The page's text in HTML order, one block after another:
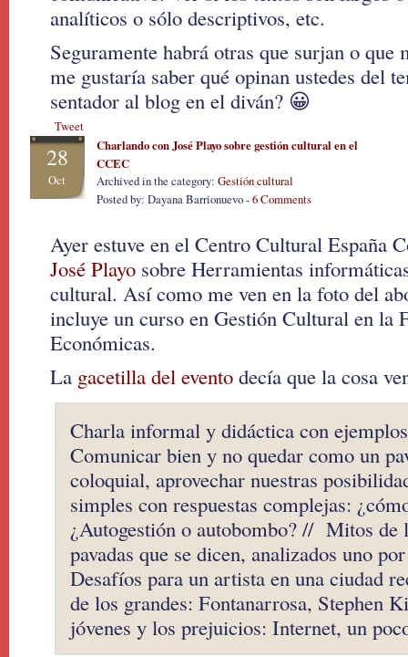
analíticos o sólo descriptivos, etc.
Seguramente habrá otras que surjan o que
me gustaría saber qué opinan ustedes del
sentador al blog en el diván? 😀
Tweet
28
Oct
Charlando con José Playo sobre gestión cultural en el
CCEC
Archived in the category: Gestión cultural
Posted by: Dayana Barrionuevo -6 Comments
Ayer estuve en el Centro Cultural España
José Playo sobre Herramientas
cultural. Así como me ven en la foto del
incluye un curso en Gestión Cultural en la
Económicas.
La gacetilla del evento decía que la cosa
Charla informal y didáctica con
Comunicar bien y no quedar como un
coloquial, aprovechar nuestras
simples con respuestas complejas:
¿Autogestión o autobombo? // Mitos de
pavadas que se dicen, analizados uno
Desafíos para un artista en una ciudad
de los grandes: Fontanarrosa, Stephen
jóvenes y los prejuicios: Internet, un